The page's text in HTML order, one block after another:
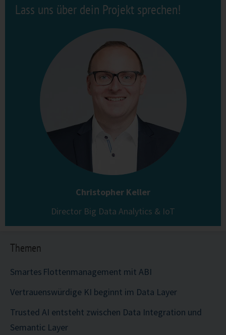
Lass uns über dein Projekt sprechen!
Christopher Keller
Director Big Data Analytics & IoT
Themen
Smartes Flottenmanagement mit ABI
Vertrauenswürdige KI beginnt im Data Layer
Trusted AI entsteht zwischen Data Integration und
Semantic Layer